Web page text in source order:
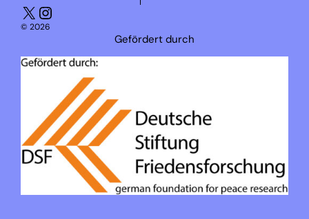
X Instagram
© 2026
Gefördert durch